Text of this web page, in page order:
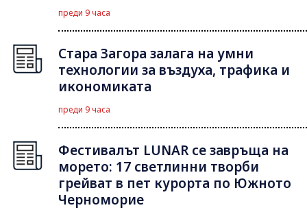
преди 9 часа
Стара Загора залага на умни
технологии за въздуха, трафика и
икономиката
преди 9 часа
Фестивалът LUNAR се завръща на
морето: 17 светлинни творби
грейват в пет курорта по Южното
Черноморие